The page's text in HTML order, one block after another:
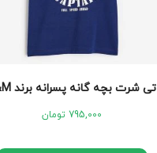
تی شرت بچه گانه پسرانه برند H&M
795,000 تومان